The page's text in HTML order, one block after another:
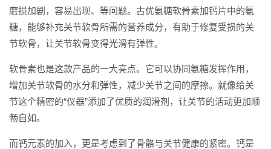
磨损加剧，容易出现、等问题。古优氨糖软骨素加钙片中的氨
糖，能够补充关节软骨所需的营养成分，有助于修复受损的关
节软骨，让关节软骨变得光滑有弹性。
软骨素也是这款产品的一大亮点。它可以协同氨糖发挥作用，
增加关节软骨的水分和弹性，减少关节之间的摩擦。就像给关
节这个精密的“仪器”添加了优质的润滑剂，让关节的活动更加顺
畅自如。
而钙元素的加入，更是考虑到了骨骼与关节健康的紧密。钙是